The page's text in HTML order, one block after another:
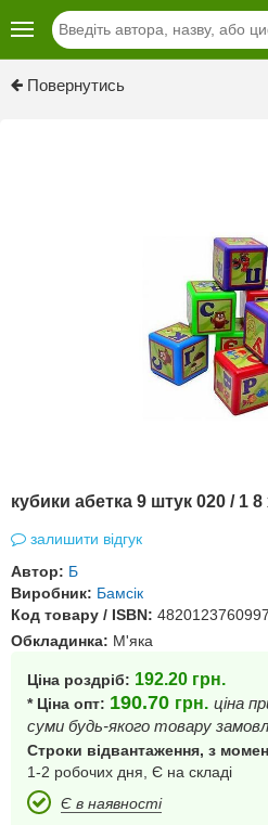
Повернутись
кубики абетка 9 штук 020 / 1 8
залишити відгук
Автор: Б
Виробник: Бамсік
Код товару / ISBN: 4820123760997
Обкладинка: М'яка
Ціна роздріб: 192.20 грн.
* Ціна опт: 190.70 грн. ціна
суми будь-якого товару
Строки відвантаження, з
1-2 робочих дня, Є на складі
Є в наявності